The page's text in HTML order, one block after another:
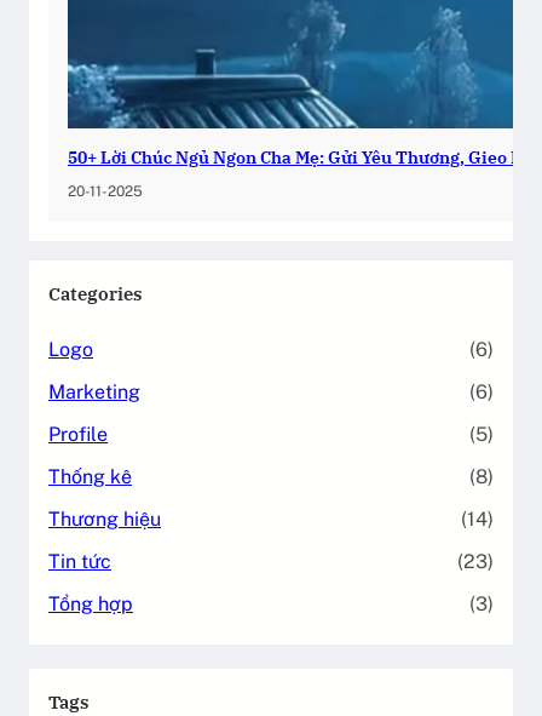
50+ Lời Chúc Ngủ Ngon Cha Mẹ: Gửi Yêu Thương, Gieo
20-11-2025
Categories
Logo
(6)
Marketing
(6)
Profile
(5)
Thống kê
(8)
Thương hiệu
(14)
Tin tức
(23)
Tổng hợp
(3)
Tags